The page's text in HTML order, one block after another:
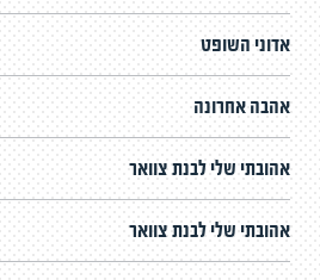
אדוני השופט
אהבה אחרונה
אהובתי שלי לבנת צוואר
אהובתי שלי לבנת צוואר